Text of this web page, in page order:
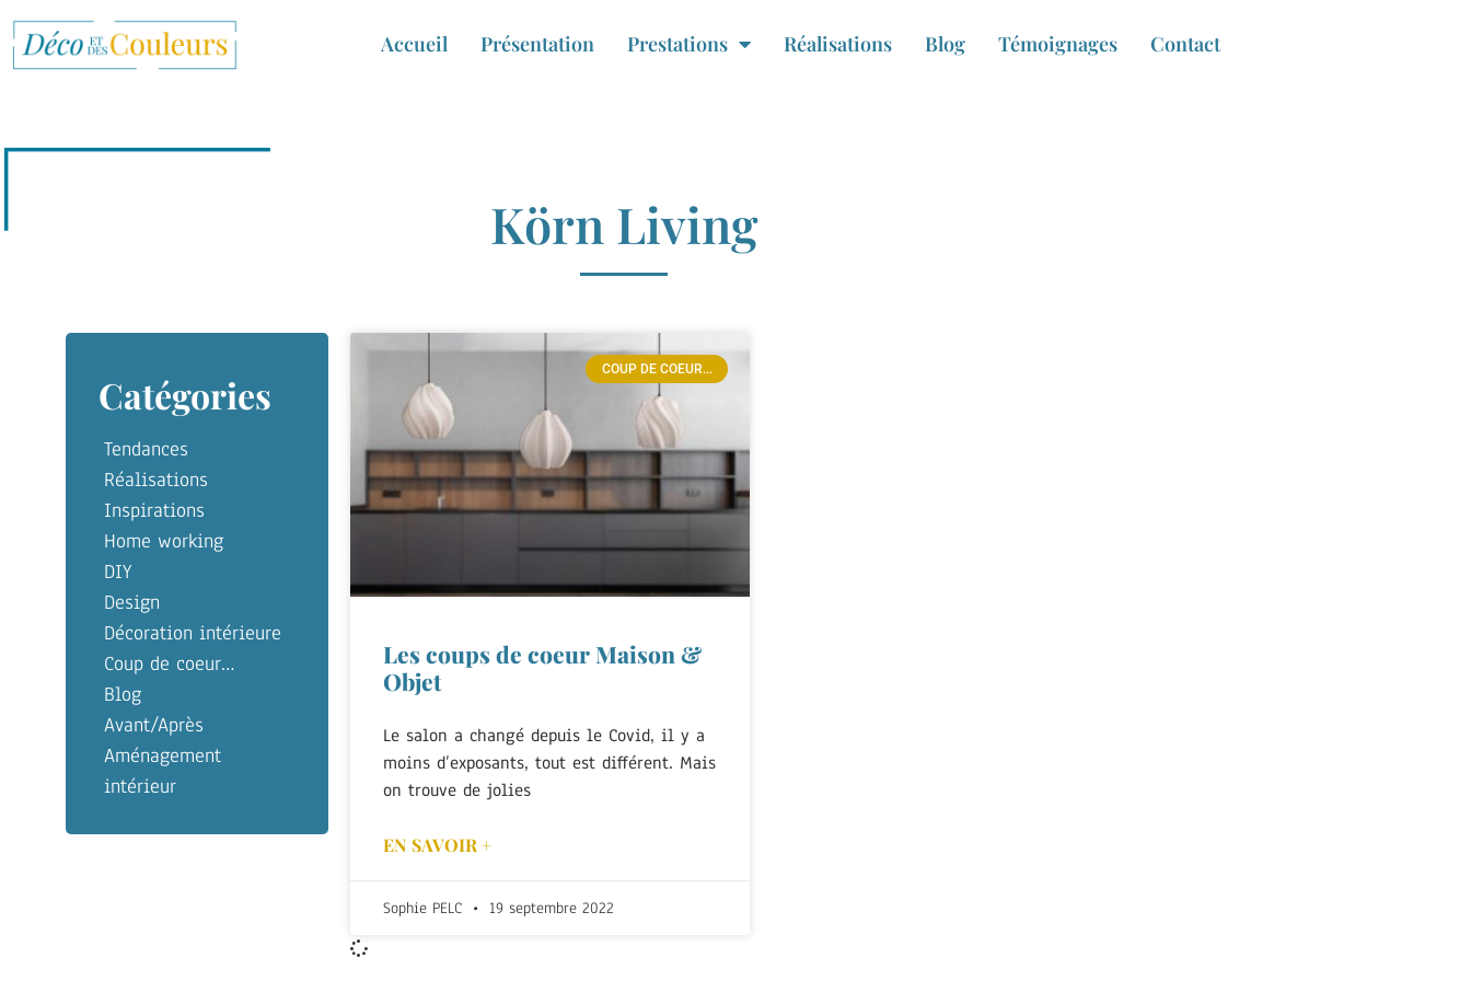
Accueil Présentation Prestations Réalisations Blog Témoignages Contact
Körn Living
Catégories
Tendances
Réalisations
Inspirations
Home working
DIY
Design
Décoration intérieure
Coup de coeur…
Blog
Avant/Après
Aménagement
intérieur
COUP DE COEUR...
Les coups de coeur Maison &
Objet
Le salon a changé depuis le Covid, il y a
moins d’exposants, tout est différent. Mais
on trouve de jolies
EN SAVOIR +
Sophie PELC 19 septembre 2022